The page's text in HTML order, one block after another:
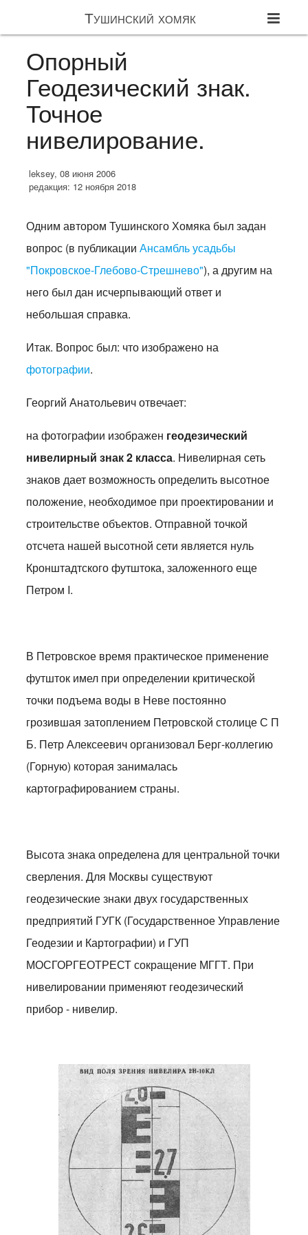
Тушинский хомяк
Опорный
Геодезический знак.
Точное
нивелирование.
leksey, 08 июня 2006
редакция: 12 ноября 2018
Одним автором Тушинского Хомяка был задан
вопрос (в публикацииАнсамбль усадьбы
"Покровское-Глебово-Стрешнево"), а другим на
него был дан исчерпывающий ответ и
небольшая справка.
Итак. Вопрос был: что изображено на
фотографии.
Георгий Анатольевич отвечает:
на фотографии изображен геодезический
нивелирный знак 2 класса. Нивелирная сеть
знаков дает возможность определить высотное
положение, необходимое при проектировании и
строительстве объектов. Отправной точкой
отсчета нашей высотной сети является нуль
Кронштадтского футштока, заложенного еще
Петром I.
В Петровское время практическое применение
футшток имел при определении критической
точки подъема воды в Неве постоянно
грозившая затоплением Петровской столице С П
Б. Петр Алексеевич организовал Берг-коллегию
(Горную) которая занималась
картографированием страны.
Высота знака определена для центральной точки
сверления. Для Москвы существуют
геодезические знаки двух государственных
предприятий ГУГК (Государственное Управление
Геодезии и Картографии) и ГУП
МОСГОРГЕОТРЕСТ сокращение МГГТ. При
нивелировании применяют геодезический
прибор - нивелир.